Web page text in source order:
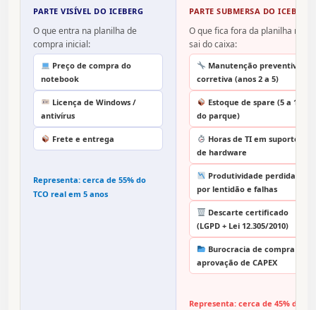
PARTE VISÍVEL DO ICEBERG
O que entra na planilha de
compra inicial:
Preço de compra do
notebook
Licença de Windows /
antivírus
Frete e entrega
Representa: cerca de 55% do
TCO real em 5 anos
PARTE SUBMERSA DO ICEBERG
O que fica fora da planilha mas
sai do caixa:
Manutenção preventiva e
corretiva (anos 2 a 5)
Estoque de spare (5 a 10%
do parque)
Horas de TI em suporte
de hardware
Produtividade perdida
por lentidão e falhas
Descarte certificado
(LGPD + Lei 12.305/2010)
Burocracia de compra e
aprovação de CAPEX
Representa: cerca de 45% do